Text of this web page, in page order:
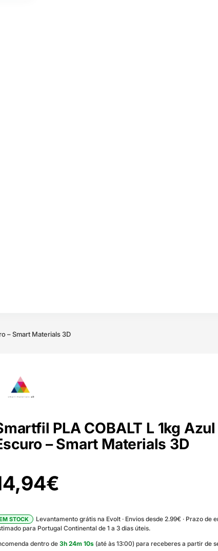
– Smart Materials 3D
PLA COBALT L 1kg Azul
– Smart Materials 3D
€
STOCK
Levantamento grátis na Evolt · Envios desde 2.99€ · Prazo de
para Portugal Continental de 1 a 3 dias úteis.
dentro de3h 24m 9s(até às 13:00) para receberes a partir de